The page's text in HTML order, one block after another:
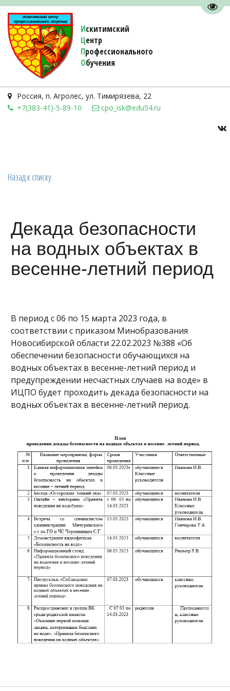
Искитимский
Центр
Профессионального
Обучения
Россия, п. Агролес, ул. Тимирязева, 22
+7(383-41)-5-89-10
cpo_isk@edu54.ru
Назад к списку
Декада безопасности
на водных объектах в
весенне-летний период
В период с 06 по 15 марта 2023 года, в
соответствии с приказом Минобразования
Новосибирской области 22.02.2023 №388 «Об
обеспечении безопасности обучающихся на
водных объектах в весенне-летний период и
предупреждении несчастных случаев на воде» в
ИЦПО будет проходить декада безопасности на
водных объектах в весенне-летний период.